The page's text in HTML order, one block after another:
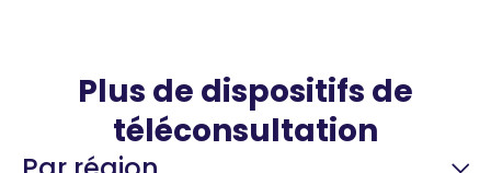
Plus de dispositifs de
téléconsultation